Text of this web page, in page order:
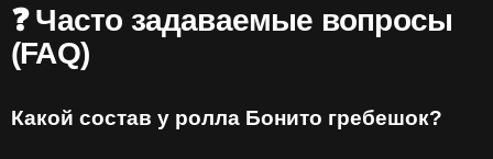
❓ Часто задаваемые вопросы
(FAQ)
Какой состав у ролла Бонито гребешок?